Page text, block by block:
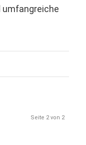
umfangreiche
Seite 2 von 2